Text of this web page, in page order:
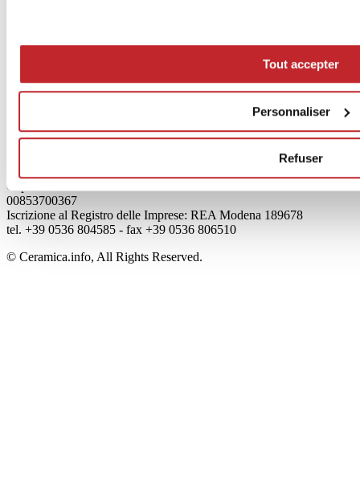
Tout accepter
Personnaliser
Refuser
Articoli
Mog 231/01
Credits
Capitale Sociale: 2.500.000 euro - Codice fiscale e P.IVA
00853700367
Iscrizione al Registro delle Imprese: REA Modena 189678
tel. +39 0536 804585 - fax +39 0536 806510
© Ceramica.info, All Rights Reserved.